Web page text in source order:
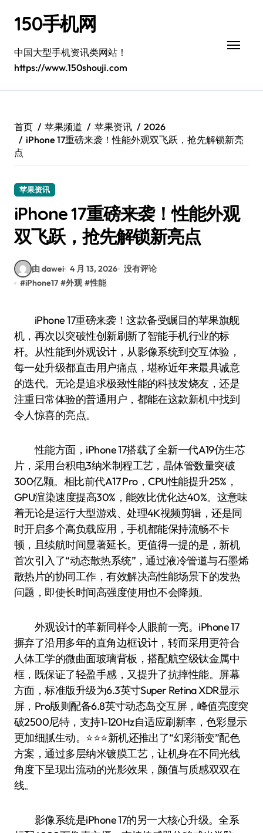
150手机网
中国大型手机资讯类网站！
https://www.150shouji.com
首页 苹果频道 苹果资讯
2026
iPhone 17重磅来袭！性能外观双飞跃，抢先解锁新亮
点
苹果资讯
iPhone 17重磅来袭！性能外观
双飞跃，抢先解锁新亮点
由 dawei 4 月 13, 2026 没有评论
#iPhone17 #外观 #性能
iPhone 17重磅来袭！这款备受瞩目的苹果旗舰
机，再次以突破性创新刷新了智能手机行业的标
杆。从性能到外观设计，从影像系统到交互体验，
每一处升级都直击用户痛点，堪称近年来最具诚意
的迭代。无论是追求极致性能的科技发烧友，还是
注重日常体验的普通用户，都能在这款新机中找到
令人惊喜的亮点。
性能方面，iPhone 17搭载了全新一代A19仿生芯
片，采用台积电3纳米制程工艺，晶体管数量突破
300亿颗。相比前代A17 Pro，CPU性能提升25%，
GPU渲染速度提高30%，能效比优化达40%。这意味
着无论是运行大型游戏、处理4K视频剪辑，还是同
时开启多个高负载应用，手机都能保持流畅不卡
顿，且续航时间显著延长。更值得一提的是，新机
首次引入了“动态散热系统”，通过液冷管道与石墨烯
散热片的协同工作，有效解决高性能场景下的发热
问题，即使长时间高强度使用也不会降频。
外观设计的革新同样令人眼前一亮。iPhone 17
摒弃了沿用多年的直角边框设计，转而采用更符合
人体工学的微曲面玻璃背板，搭配航空级钛金属中
框，既保证了轻盈手感，又提升了抗摔性能。屏幕
方面，标准版升级为6.3英寸Super Retina XDR显示
屏，Pro版则配备6.8英寸动态岛交互屏，峰值亮度突
破2500尼特，支持1-120Hz自适应刷新率，色彩显示
更加细腻生动。⭐️⭐️⭐️新机还推出了“幻彩渐变”配色
方案，通过多层纳米镀膜工艺，让机身在不同光线
角度下呈现出流动的光影效果，颜值与质感双双在
线。
影像系统是iPhone 17的另一大核心升级。全系